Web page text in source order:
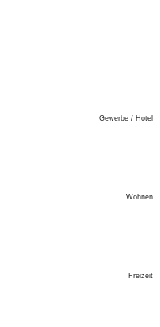
Gewerbe / Hotel
Wohnen
Freizeit